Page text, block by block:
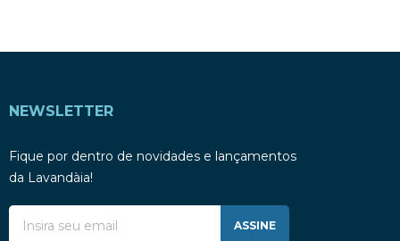
NEWSLETTER
Fique por dentro de novidades e lançamentos
da Lavandàia!
ASSINE